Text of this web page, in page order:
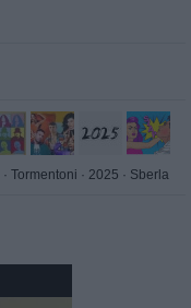
· Tormentoni · 2025 · Sberla